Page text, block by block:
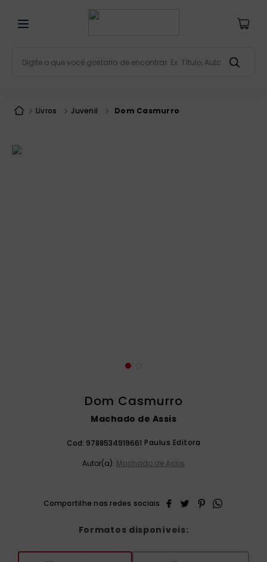
Livros Juvenil Dom Casmurro
Dom Casmurro
Machado de Assis
Cod: 9788534919661 Paulus Editora
Autor(a): Machado de Assis
Formatos disponíveis: